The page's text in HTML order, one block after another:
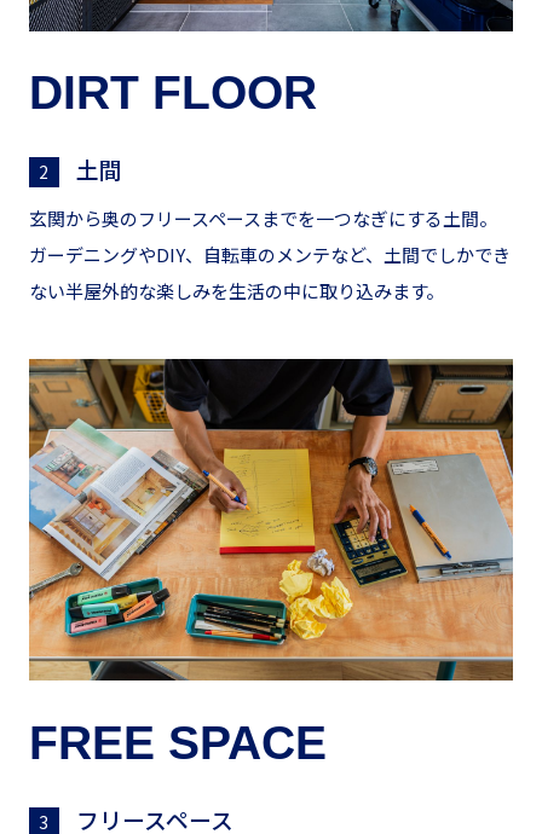
DIRT FLOOR
2 土間
玄関から奥のフリースペースまでを一つなぎにする土間。
ガーデニングやDIY、自転車のメンテなど、土間でしかでき
ない半屋外的な楽しみを生活の中に取り込みます。
FREE SPACE
3 フリースペース